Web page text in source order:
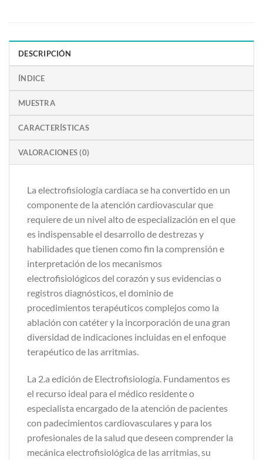
DESCRIPCIÓN
ÍNDICE
MUESTRA
CARACTERÍSTICAS
VALORACIONES (0)
La electrofisiología cardiaca se ha convertido en un
componente de la atención cardiovascular que
requiere de un nivel alto de especialización en el que
es indispensable el desarrollo de destrezas y
habilidades que tienen como fin la comprensión e
interpretación de los mecanismos
electrofisiológicos del corazón y sus evidencias o
registros diagnósticos, el dominio de
procedimientos terapéuticos complejos como la
ablación con catéter y la incorporación de una gran
diversidad de indicaciones incluidas en el enfoque
terapéutico de las arritmias.
La 2.a edición de Electrofisiología. Fundamentos es
el recurso ideal para el médico residente o
especialista encargado de la atención de pacientes
con padecimientos cardiovasculares y para los
profesionales de la salud que deseen comprender la
mecánica electrofisiológica de las arritmias, su